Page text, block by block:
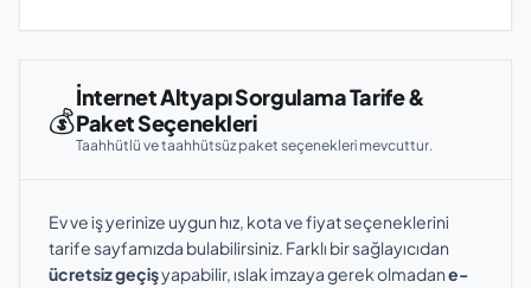
💰
İnternet Altyapı Sorgulama Tarife &
Paket Seçenekleri
Taahhütlü ve taahhütsüz paket seçenekleri mevcuttur.
Ev ve iş yerinize uygun hız, kota ve fiyat seçeneklerini
tarife sayfamızda bulabilirsiniz. Farklı bir sağlayıcıdan
ücretsiz geçişyapabilir, ıslak imzaya gerek olmadane-